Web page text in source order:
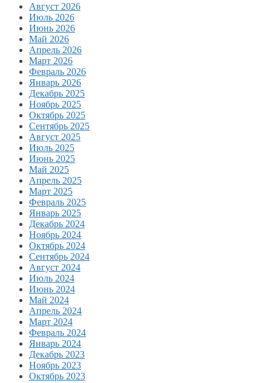
Август 2026
Июль 2026
Июнь 2026
Май 2026
Апрель 2026
Март 2026
Февраль 2026
Январь 2026
Декабрь 2025
Ноябрь 2025
Октябрь 2025
Сентябрь 2025
Август 2025
Июль 2025
Июнь 2025
Май 2025
Апрель 2025
Март 2025
Февраль 2025
Январь 2025
Декабрь 2024
Ноябрь 2024
Октябрь 2024
Сентябрь 2024
Август 2024
Июль 2024
Июнь 2024
Май 2024
Апрель 2024
Март 2024
Февраль 2024
Январь 2024
Декабрь 2023
Ноябрь 2023
Октябрь 2023